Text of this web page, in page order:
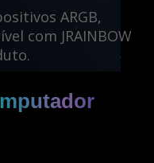
ARGB,
com JRAINBOW